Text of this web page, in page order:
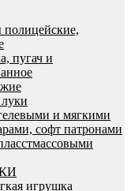
пугач и
и мягкими
софт патронами
игрушка